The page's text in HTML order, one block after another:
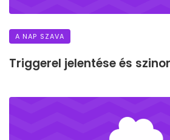
A NAP SZAVA
Triggerel jelentése és